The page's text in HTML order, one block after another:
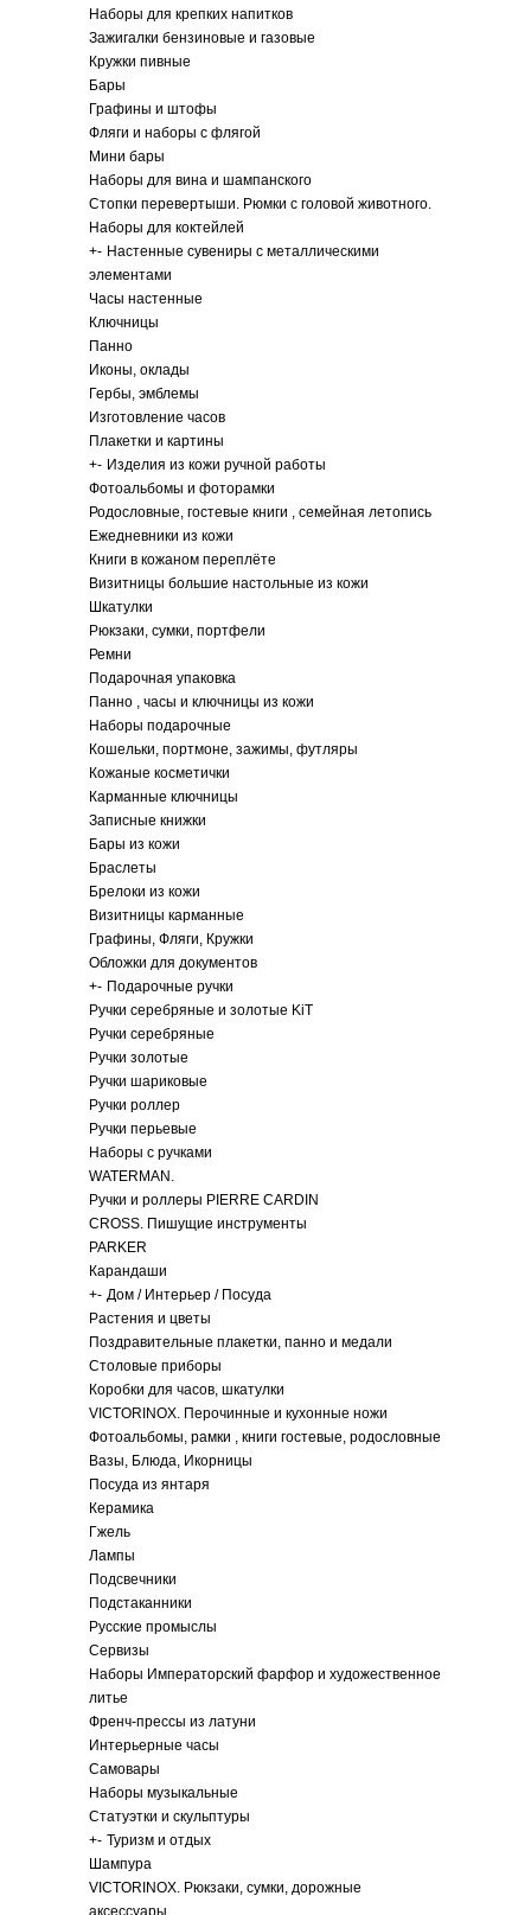
Наборы для крепких напитков
Зажигалки бензиновые и газовые
Кружки пивные
Бары
Графины и штофы
Фляги и наборы с флягой
Мини бары
Наборы для вина и шампанского
Стопки перевертыши. Рюмки с головой животного.
Наборы для коктейлей
+- Настенные сувениры с металлическими
элементами
Часы настенные
Ключницы
Панно
Иконы, оклады
Гербы, эмблемы
Изготовление часов
Плакетки и картины
+- Изделия из кожи ручной работы
Фотоальбомы и фоторамки
Родословные, гостевые книги , семейная летопись
Ежедневники из кожи
Книги в кожаном переплёте
Визитницы большие настольные из кожи
Шкатулки
Рюкзаки, сумки, портфели
Ремни
Подарочная упаковка
Панно , часы и ключницы из кожи
Наборы подарочные
Кошельки, портмоне, зажимы, футляры
Кожаные косметички
Карманные ключницы
Записные книжки
Бары из кожи
Браслеты
Брелоки из кожи
Визитницы карманные
Графины, Фляги, Кружки
Обложки для документов
+- Подарочные ручки
Ручки серебряные и золотые KiT
Ручки серебряные
Ручки золотые
Ручки шариковые
Ручки роллер
Ручки перьевые
Наборы с ручками
WATERMAN.
Ручки и роллеры PIERRE CARDIN
CROSS. Пишущие инструменты
PARKER
Карандаши
+- Дом / Интерьер / Посуда
Растения и цветы
Поздравительные плакетки, панно и медали
Столовые приборы
Коробки для часов, шкатулки
VICTORINOX. Перочинные и кухонные ножи
Фотоальбомы, рамки , книги гостевые, родословные
Вазы, Блюда, Икорницы
Посуда из янтаря
Керамика
Гжель
Лампы
Подсвечники
Подстаканники
Русские промыслы
Сервизы
Наборы Императорский фарфор и художественное
литье
Френч-прессы из латуни
Интерьерные часы
Самовары
Наборы музыкальные
Статуэтки и скульптуры
+- Туризм и отдых
Шампура
VICTORINOX. Рюкзаки, сумки, дорожные
аксессуары